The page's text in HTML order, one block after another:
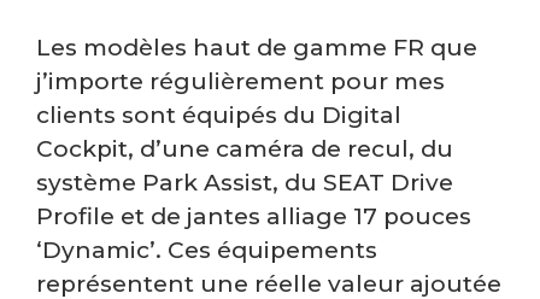
Les modèles haut de gamme FR que
j’importe régulièrement pour mes
clients sont équipés du Digital
Cockpit, d’une caméra de recul, du
système Park Assist, du SEAT Drive
Profile et de jantes alliage 17 pouces
‘Dynamic’. Ces équipements
représentent une réelle valeur ajoutée